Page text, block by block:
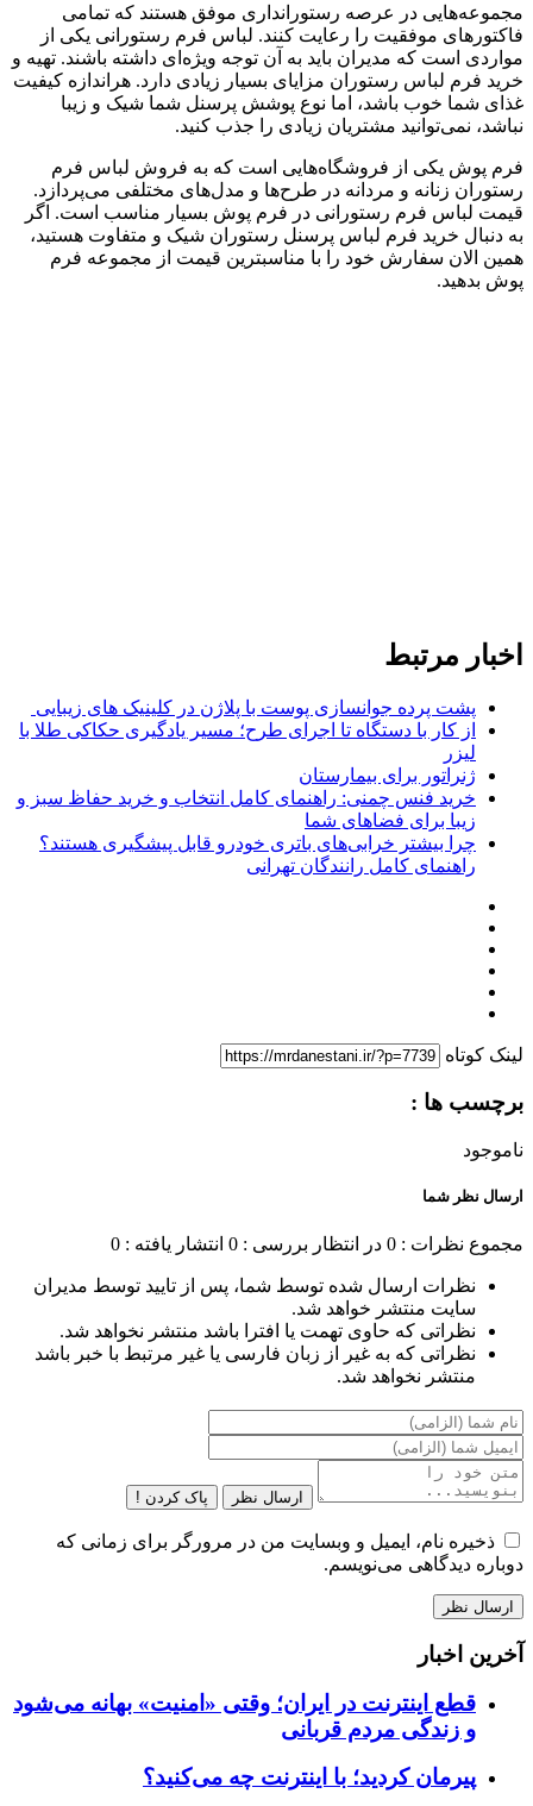
مجموعه‌هایی در عرصه رستورانداری موفق هستند که تمامی
فاکتورهای موفقیت را رعایت کنند. لباس فرم رستورانی یکی از
مواردی است که مدیران باید به آن توجه ویژه‌ای داشته باشند. تهیه و
خرید فرم لباس رستوران مزایای بسیار زیادی دارد. هراندازه کیفیت
غذای شما خوب باشد، اما نوع پوشش پرسنل شما شیک و زیبا
نباشد، نمی‌توانید مشتریان زیادی را جذب کنید.
فرم پوش یکی از فروشگاه‌هایی است که به فروش لباس فرم
رستوران زنانه و مردانه در طرح‌ها و مدل‌های مختلفی می‌پردازد.
قیمت لباس فرم رستورانی در فرم پوش بسیار مناسب است. اگر
به دنبال خرید فرم لباس پرسنل رستوران شیک و متفاوت هستید،
همین الان سفارش خود را با مناسبترین قیمت از مجموعه فرم
پوش بدهید.
اخبار مرتبط
پشت پرده جوانسازی پوست با پلاژن در کلینیک های زیبایی
از کار با دستگاه تا اجرای طرح؛ مسیر یادگیری حکاکی طلا با
لیزر
ژنراتور برای بیمارستان
خرید فنس چمنی: راهنمای کامل انتخاب و خرید حفاظ سبز و
زیبا برای فضاهای شما
چرا بیشتر خرابی‌های باتری خودرو قابل پیشگیری هستند؟
راهنمای کامل رانندگان تهرانی
لینک کوتاه
برچسب ها :
ناموجود
ارسال نظر شما
مجموع نظرات : 0 در انتظار بررسی : 0 انتشار یافته : 0
نظرات ارسال شده توسط شما، پس از تایید توسط مدیران
سایت منتشر خواهد شد.
نظراتی که حاوی تهمت یا افترا باشد منتشر نخواهد شد.
نظراتی که به غیر از زبان فارسی یا غیر مرتبط با خبر باشد
منتشر نخواهد شد.
ارسال نظر پاک کردن !
ذخیره نام، ایمیل و وبسایت من در مرورگر برای زمانی که
دوباره دیدگاهی می‌نویسم.
آخرین اخبار
قطع اینترنت در ایران؛ وقتی «امنیت» بهانه می‌شود
و زندگی مردم قربانی
پیرمان کردید؛ با اینترنت چه می‌کنید؟